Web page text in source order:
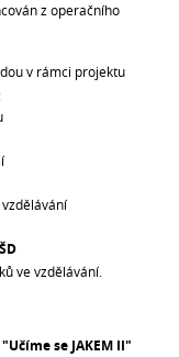
z operačního
v rámci projektu
ve vzdělávání.
"Učíme se JAKEM II"